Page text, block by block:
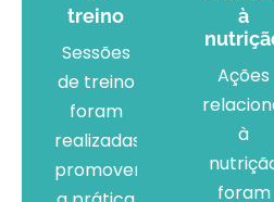
treino
Sessões
de treino
foram
realizadas,
promovendo
à
Ações
à
foram